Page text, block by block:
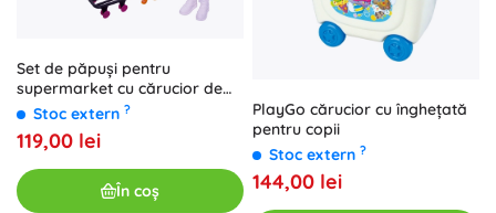
Set de păpuși pentru
supermarket cu cărucior de
cumpărături
Stoc extern ?
119,00 lei
În coș
PlayGo cărucior cu înghețată
pentru copii
Stoc extern ?
144,00 lei